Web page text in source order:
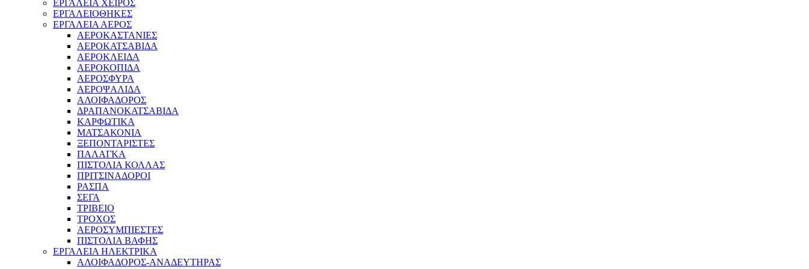
ΕΡΓΑΛΕΙΑ ΧΕΙΡΟΣ
ΕΡΓΑΛΕΙΟΘΗΚΕΣ
ΕΡΓΑΛΕΙΑ ΑΕΡΟΣ
ΑΕΡΟΚΑΣΤΑΝΙΕΣ
ΑΕΡΟΚΑΤΣΑΒΙΔΑ
ΑΕΡΟΚΛΕΙΔΑ
ΑΕΡΟΚΟΠΙΔΑ
ΑΕΡΟΣΦΥΡΑ
ΑΕΡΟΨΑΛΙΔΑ
ΑΛΟΙΦΑΔΟΡΟΣ
ΔΡΑΠΑΝΟΚΑΤΣΑΒΙΔΑ
ΚΑΡΦΩΤΙΚΑ
ΜΑΤΣΑΚΟΝΙΑ
ΞΕΠΟΝΤΑΡΙΣΤΕΣ
ΠΑΛΑΓΚΑ
ΠΙΣΤΟΛΙΑ ΚΟΛΛΑΣ
ΠΡΙΤΣΙΝΑΔΟΡΟΙ
ΡΑΣΠΑ
ΣΕΓΑ
ΤΡΙΒΕΙΟ
ΤΡΟΧΟΣ
ΑΕΡΟΣΥΜΠΙΕΣΤΕΣ
ΠΙΣΤΟΛΙΑ ΒΑΦΗΣ
ΕΡΓΑΛΕΙΑ ΗΛΕΚΤΡΙΚΑ
ΑΛΟΙΦΑΔΟΡΟΣ-ΑΝΑΔΕΥΤΗΡΑΣ